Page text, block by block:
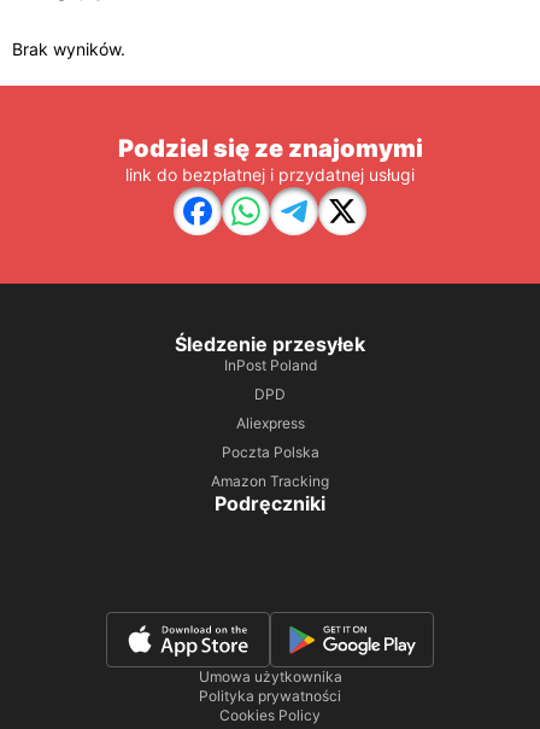
Brak wyników.
Podziel się ze znajomymi
link do bezpłatnej i przydatnej usługi
Śledzenie przesyłek
InPost Poland
DPD
Aliexpress
Poczta Polska
Amazon Tracking
Podręczniki
Umowa użytkownika
Polityka prywatności
Cookies Policy